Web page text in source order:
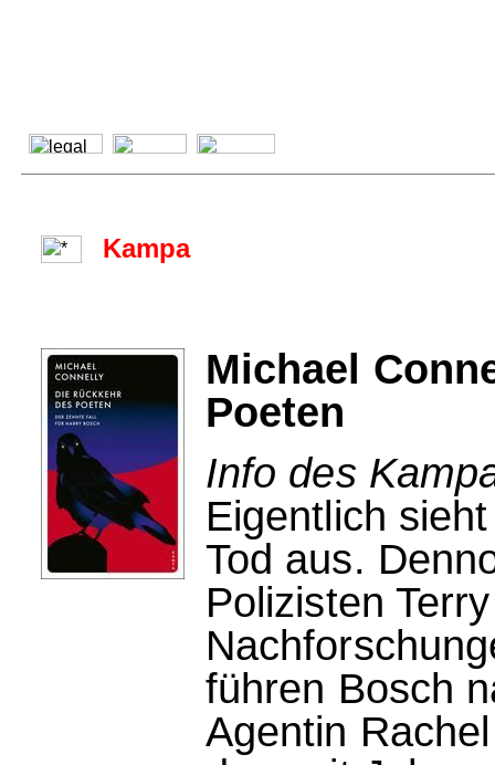
Kampa
Michael
Poeten
Info des
Eigentlich
Tod aus.
Polizisten
führen Bosch
Agentin